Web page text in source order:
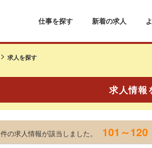
仕事を探す 新着の求人
求人を探す
求人情報
件の求人情報が該当しました。 101～120